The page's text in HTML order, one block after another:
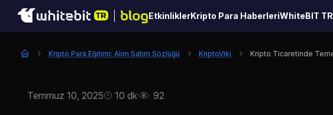
EtkinliklerKripto Para HaberleriWhiteBIT
Kripto Para Eğitimi: Alım Satım Sözlüğü KriptoViki Kripto Ticaretinde
Temmuz 10, 2025 10 dk 92